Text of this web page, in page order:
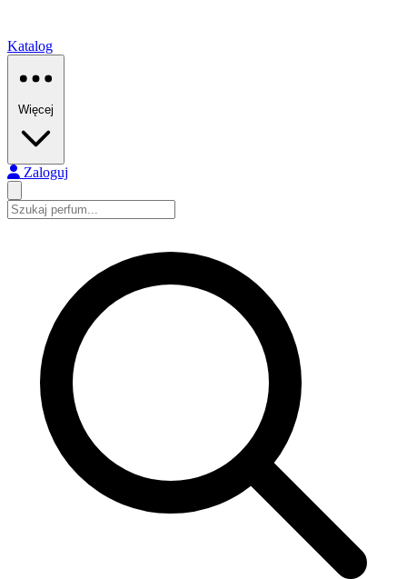
Katalog
Więcej
Zaloguj